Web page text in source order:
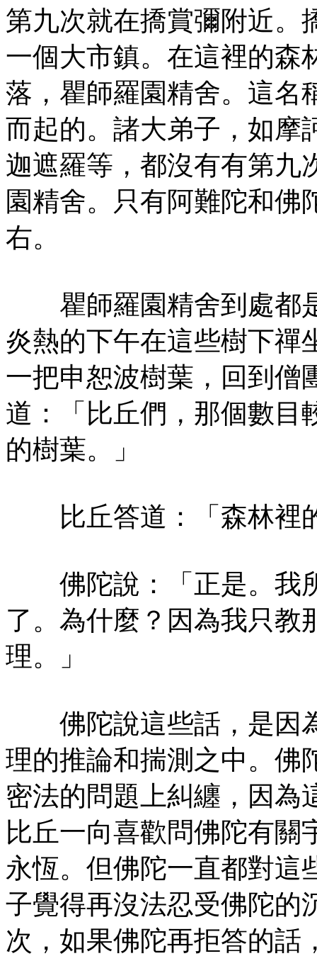
第九次就在撟賞彌附近。
一個大市鎮。在這裡的森
落，瞿師羅園精舍。這名
而起的。諸大弟子，如摩
迦遮羅等，都沒有有第九
園精舍。只有阿難陀和佛
右。
瞿師羅園精舍到處都
炎熱的下午在這些樹下禪
一把申恕波樹葉，回到僧
道：「比丘們，那個數目
的樹葉。」
比丘答道：「森林裡
佛陀說：「正是。我
了。為什麼？因為我只教
理。」
佛陀說這些話，是因
理的推論和揣測之中。佛
密法的問題上糾纏，因為
比丘一向喜歡問佛陀有關
永恆。但佛陀一直都對這
子覺得再沒法忍受佛陀的
次，如果佛陀再拒答的話